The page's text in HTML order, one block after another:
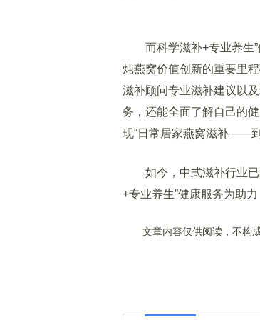
而科学滋补+专业养生”
炖燕窝价值创新的重要里
滋补顾问专业滋补建议以
务，还能全面了解自己的
现“日常居家燕窝滋补——
如今，中式滋补行业已
+专业养生”健康服务为助
文章内容仅供阅读，不构成